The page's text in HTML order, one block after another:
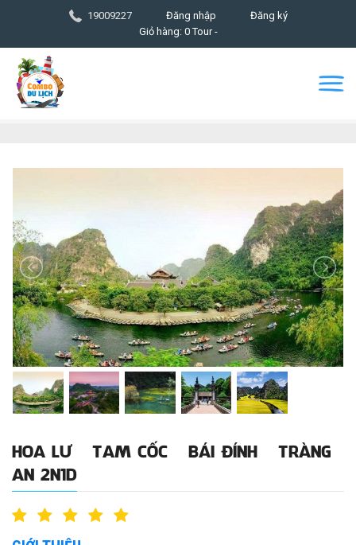
19009227 Đăng nhập
Đăng ký
Giỏ hàng: 0 Tour -
HOA LƯ – TAM CỐC – BÁI ĐÍNH – TRÀNG
AN 2N1D